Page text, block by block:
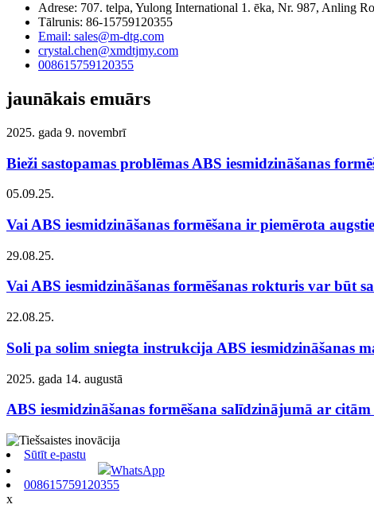
Adrese: 707. telpa, Yulong International 1. ēka, Nr. 987, Anling
Tālrunis: 86-15759120355
Email: sales@m-dtg.com
crystal.chen@xmdtjmy.com
008615759120355
jaunākais emuārs
2025. gada 9. novembrī
Bieži sastopamas problēmas ABS iesmidzināšanas
05.09.25.
Vai ABS iesmidzināšanas formēšana ir piemērota
29.08.25.
Vai ABS iesmidzināšanas formēšanas rokturis var būt
22.08.25.
Soli pa solim sniegta instrukcija ABS iesmidzināšanas
2025. gada 14. augustā
ABS iesmidzināšanas formēšana salīdzinājumā ar citām
Sūtīt e-pastu
WhatsApp
008615759120355
x